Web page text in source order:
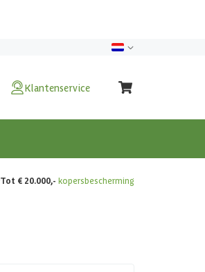
Klantenservice
Tot € 20.000,- kopersbescherming